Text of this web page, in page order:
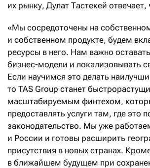
их рынку, Дулат Тастекей отвечает,
«Мы сосредоточены на
и собственном продукте, будем
ресурсы в него. Нам важно
бизнес-модели и локализовывать
Если научимся это делать
то TAS Group станет
масштабируемым финтехом,
предоставлять услуги там, где это
законодательство. Мы уже
и России и готовы расширить
присутствия в новых странах.
в ближайшем будущем при